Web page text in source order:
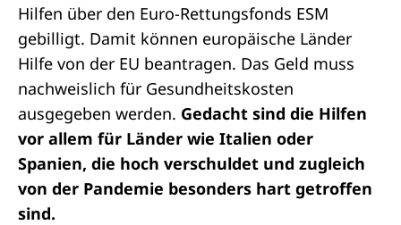
Hilfen über den Euro-Rettungsfonds ESM
gebilligt. Damit können europäische Länder
Hilfe von der EU beantragen. Das Geld muss
nachweislich für Gesundheitskosten
ausgegeben werden. Gedacht sind die Hilfen
vor allem für Länder wie Italien oder
Spanien, die hoch verschuldet und zugleich
von der Pandemie besonders hart getroffen
sind.